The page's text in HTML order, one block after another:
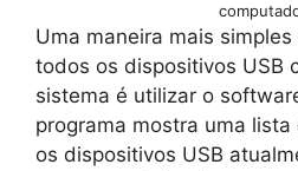
Uma maneira mais
todos os dispositivos USB
sistema é utilizar o
programa mostra uma
os dispositivos USB